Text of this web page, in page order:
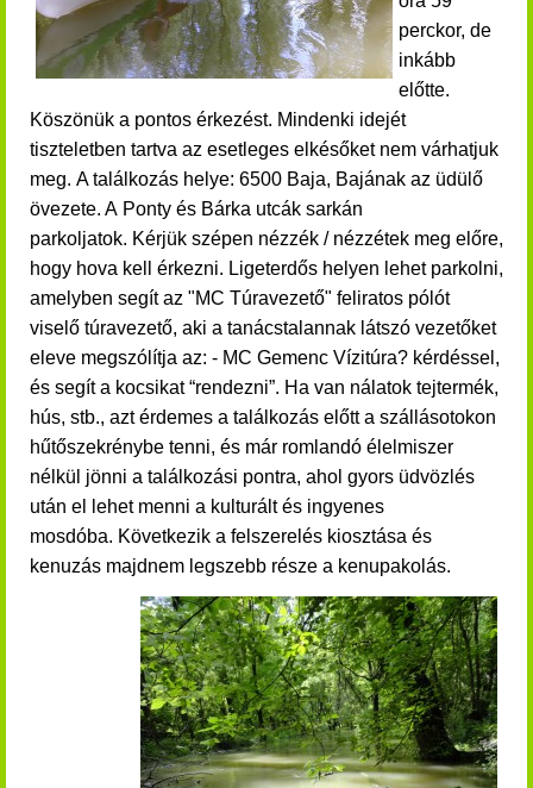
perckor, de
inkább
előtte.
Köszönük a pontos érkezést. Mindenki idejét
tiszteletben tartva az esetleges elkésőket nem várhatjuk
meg. A találkozás helye: 6500 Baja, Bajának az üdülő
övezete. A Ponty és Bárka utcák sarkán
parkoljatok. Kérjük szépen nézzék / nézzétek meg előre,
hogy hova kell érkezni. Ligeterdős helyen lehet parkolni,
amelyben segít az "MC Túravezető" feliratos pólót
viselő túravezető, aki a tanácstalannak látszó vezetőket
eleve megszólítja az: - MC Gemenc Vízitúra? kérdéssel,
és segít a kocsikat “rendezni”. Ha van nálatok tejtermék,
hús, stb., azt érdemes a találkozás előtt a szállásotokon
hűtőszekrénybe tenni, és már romlandó élelmiszer
nélkül jönni a találkozási pontra, ahol gyors üdvözlés
után el lehet menni a kulturált és ingyenes
mosdóba. Következik a felszerelés kiosztása és
kenuzás majdnem legszebb része a kenupakolás.